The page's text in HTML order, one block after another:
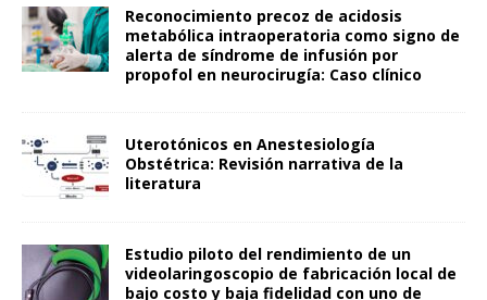
Reconocimiento precoz de acidosis
metabólica intraoperatoria como signo de
alerta de síndrome de infusión por
propofol en neurocirugía: Caso clínico
Uterotónicos en Anestesiología
Obstétrica: Revisión narrativa de la
literatura
Estudio piloto del rendimiento de un
videolaringoscopio de fabricación local de
bajo costo y baja fidelidad con uno de